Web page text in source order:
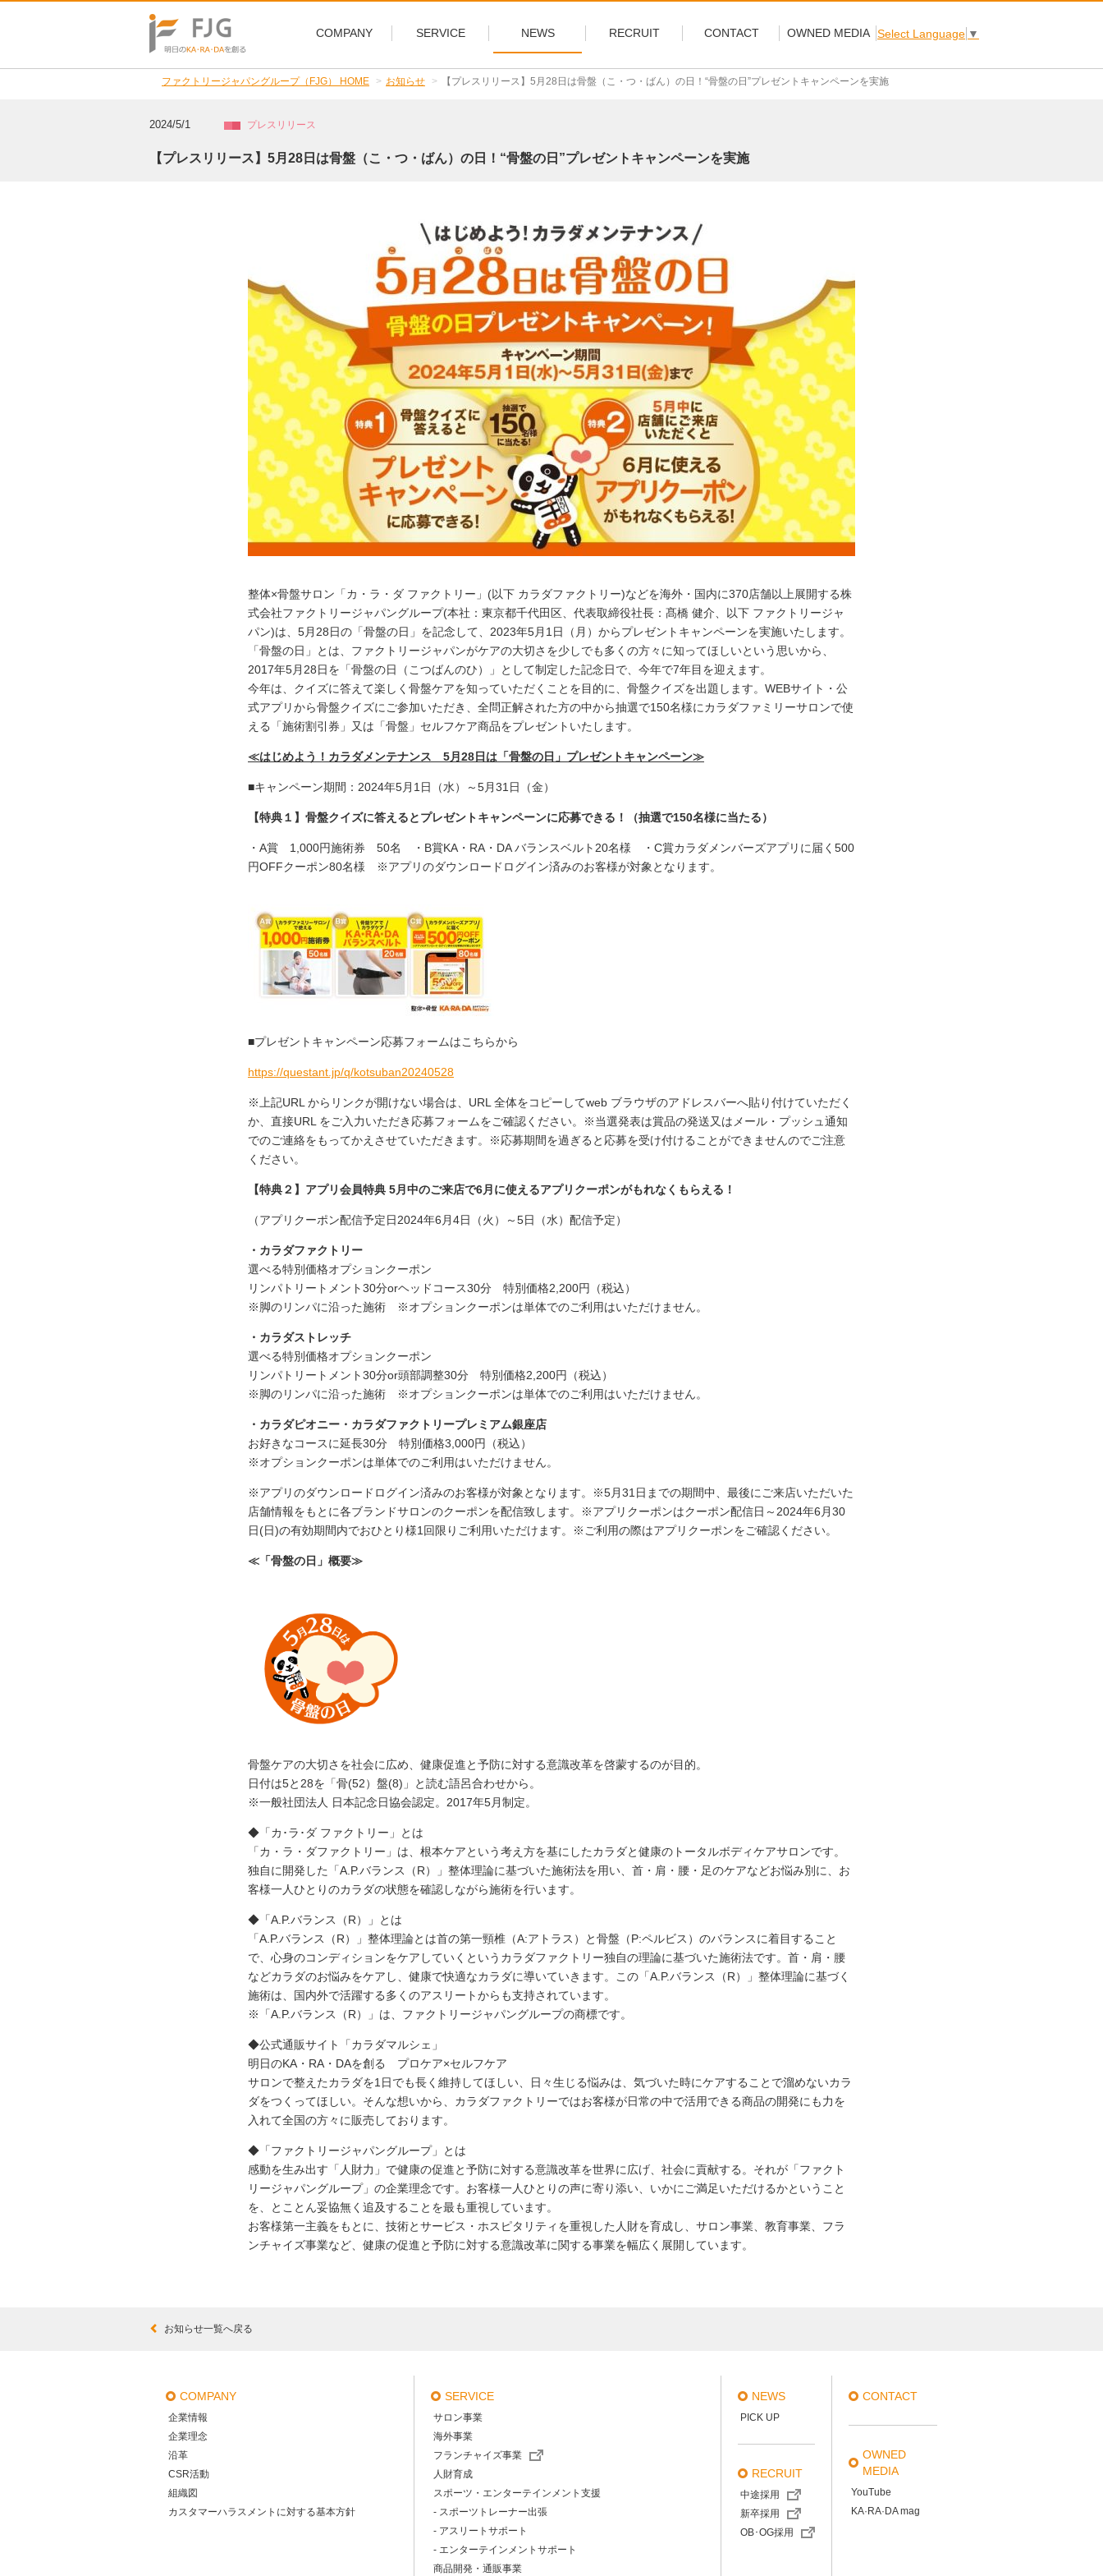
COMPANY SERVICE NEWS RECRUIT CONTACT OWNED MEDIA Select Language ▼
ファクトリージャパングループ（FJG） HOME お知らせ 【プレスリリース】5月28日は骨盤（こ・つ・ばん）の日！“骨盤の日”プレゼントキャンペーンを実施
2024/5/1 プレスリリース
【プレスリリース】5月28日は骨盤（こ・つ・ばん）の日！“骨盤の日”プレゼントキャンペーンを実施
整体×骨盤サロン「カ・ラ・ダ ファクトリー」(以下 カラダファクトリー)などを海外・国内に370店舗以上展開する株
式会社ファクトリージャパングループ(本社：東京都千代田区、代表取締役社長：髙橋 健介、以下 ファクトリージャ
パン)は、5月28日の「骨盤の日」を記念して、2023年5月1日（月）からプレゼントキャンペーンを実施いたします。
「骨盤の日」とは、ファクトリージャパンがケアの大切さを少しでも多くの方々に知ってほしいという思いから、
2017年5月28日を「骨盤の日（こつばんのひ）」として制定した記念日で、今年で7年目を迎えます。
今年は、クイズに答えて楽しく骨盤ケアを知っていただくことを目的に、骨盤クイズを出題します。WEBサイト・公
式アプリから骨盤クイズにご参加いただき、全問正解された方の中から抽選で150名様にカラダファミリーサロンで使
える「施術割引券」又は「骨盤」セルフケア商品をプレゼントいたします。
≪はじめよう！カラダメンテナンス 5月28日は「骨盤の日」プレゼントキャンペーン≫
■キャンペーン期間：2024年5月1日（水）～5月31日（金）
【特典１】骨盤クイズに答えるとプレゼントキャンペーンに応募できる！（抽選で150名様に当たる）
・A賞 1,000円施術券 50名 ・B賞KA・RA・DA バランスベルト20名様 ・C賞カラダメンバーズアプリに届く500
円OFFクーポン80名様 ※アプリのダウンロードログイン済みのお客様が対象となります。
■プレゼントキャンペーン応募フォームはこちらから
https://questant.jp/q/kotsuban20240528
※上記URL からリンクが開けない場合は、URL 全体をコピーしてweb ブラウザのアドレスバーへ貼り付けていただく
か、直接URL をご入力いただき応募フォームをご確認ください。※当選発表は賞品の発送又はメール・プッシュ通知
でのご連絡をもってかえさせていただきます。※応募期間を過ぎると応募を受け付けることができませんのでご注意
ください。
【特典２】アプリ会員特典 5月中のご来店で6月に使えるアプリクーポンがもれなくもらえる！
（アプリクーポン配信予定日2024年6月4日（火）～5日（水）配信予定）
・カラダファクトリー
選べる特別価格オプションクーポン
リンパトリートメント30分orヘッドコース30分 特別価格2,200円（税込）
※脚のリンパに沿った施術 ※オプションクーポンは単体でのご利用はいただけません。
・カラダストレッチ
選べる特別価格オプションクーポン
リンパトリートメント30分or頭部調整30分 特別価格2,200円（税込）
※脚のリンパに沿った施術 ※オプションクーポンは単体でのご利用はいただけません。
・カラダピオニー・カラダファクトリープレミアム銀座店
お好きなコースに延長30分 特別価格3,000円（税込）
※オプションクーポンは単体でのご利用はいただけません。
※アプリのダウンロードログイン済みのお客様が対象となります。※5月31日までの期間中、最後にご来店いただいた
店舗情報をもとに各ブランドサロンのクーポンを配信致します。※アプリクーポンはクーポン配信日～2024年6月30
日(日)の有効期間内でおひとり様1回限りご利用いただけます。※ご利用の際はアプリクーポンをご確認ください。
≪「骨盤の日」概要≫
骨盤ケアの大切さを社会に広め、健康促進と予防に対する意識改革を啓蒙するのが目的。
日付は5と28を「骨(52）盤(8)」と読む語呂合わせから。
※一般社団法人 日本記念日協会認定。2017年5月制定。
◆「カ･ラ･ダ ファクトリー」とは
「カ・ラ・ダファクトリー」は、根本ケアという考え方を基にしたカラダと健康のトータルボディケアサロンです。
独自に開発した「A.P.バランス（R）」整体理論に基づいた施術法を用い、首・肩・腰・足のケアなどお悩み別に、お
客様一人ひとりのカラダの状態を確認しながら施術を行います。
◆「A.P.バランス（R）」とは
「A.P.バランス（R）」整体理論とは首の第一頸椎（A:アトラス）と骨盤（P:ペルビス）のバランスに着目すること
で、心身のコンディションをケアしていくというカラダファクトリー独自の理論に基づいた施術法です。首・肩・腰
などカラダのお悩みをケアし、健康で快適なカラダに導いていきます。この「A.P.バランス（R）」整体理論に基づく
施術は、国内外で活躍する多くのアスリートからも支持されています。
※「A.P.バランス（R）」は、ファクトリージャパングループの商標です。
◆公式通販サイト「カラダマルシェ」
明日のKA・RA・DAを創る プロケア×セルフケア
サロンで整えたカラダを1日でも長く維持してほしい、日々生じる悩みは、気づいた時にケアすることで溜めないカラ
ダをつくってほしい。そんな想いから、カラダファクトリーではお客様が日常の中で活用できる商品の開発にも力を
入れて全国の方々に販売しております。
◆「ファクトリージャパングループ」とは
感動を生み出す「人財力」で健康の促進と予防に対する意識改革を世界に広げ、社会に貢献する。それが「ファクト
リージャパングループ」の企業理念です。お客様一人ひとりの声に寄り添い、いかにご満足いただけるかということ
を、とことん妥協無く追及することを最も重視しています。
お客様第一主義をもとに、技術とサービス・ホスピタリティを重視した人財を育成し、サロン事業、教育事業、フラ
ンチャイズ事業など、健康の促進と予防に対する意識改革に関する事業を幅広く展開しています。
お知らせ一覧へ戻る
COMPANY
企業情報
企業理念
沿革
CSR活動
組織図
カスタマーハラスメントに対する基本方針
SERVICE
サロン事業
海外事業
フランチャイズ事業
人財育成
スポーツ・エンターテインメント支援
- スポーツトレーナー出張
- アスリートサポート
- エンターテインメントサポート
商品開発・通販事業
NEWS
PICK UP
RECRUIT
中途採用
新卒採用
OB･OG採用
CONTACT
OWNED
MEDIA
YouTube
KA·RA·DA mag